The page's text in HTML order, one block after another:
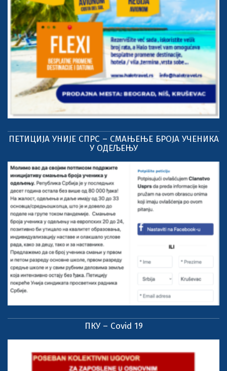
ПЕТИЦИЈА УНИЈЕ СПРС – СМАЊЕЊЕ БРОЈА УЧЕНИКА
У ОДЕЉЕЊУ
ПКУ – Covid 19